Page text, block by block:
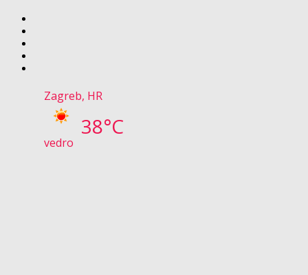
Zagreb, HR
38°C
vedro